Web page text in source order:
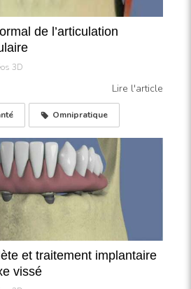
de l’articulation
3D
Lire l'article
Omnipratique
et traitement implantaire
vissé